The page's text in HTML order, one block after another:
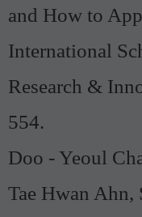
and How to
International
Research &
554.
Doo - Yeoul
Tae Hwan Ahn,